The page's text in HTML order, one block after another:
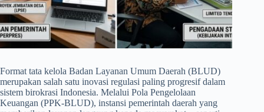
Format tata kelola Badan Layanan Umum Daerah (BLUD)
merupakan salah satu inovasi regulasi paling progresif dalam
sistem birokrasi Indonesia. Melalui Pola Pengelolaan
Keuangan (PPK-BLUD), instansi pemerintah daerah yang